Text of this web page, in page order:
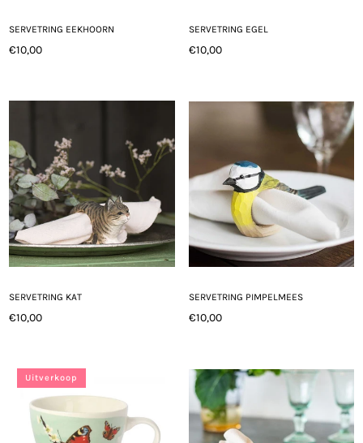
SERVETRING EEKHOORN
Normale
€10,00
SERVETRING EGEL
Normale
€10,00
SERVETRING KAT
Normale
€10,00
SERVETRING PIMPELMEES
Normale
€10,00
Uitverkoop